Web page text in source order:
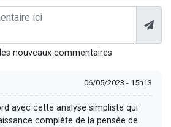
nouveaux commentaires
06/05/2023 - 15h13
avec cette analyse simpliste qui
complète de la pensée de